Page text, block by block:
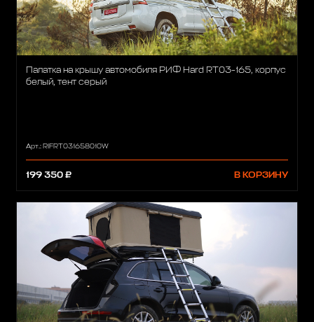
Палатка на крышу автомобиля РИФ Hard RT03-165, корпус
белый, тент серый
Арт.: RIFRT031658010W
199 350 ₽ В КОРЗИНУ